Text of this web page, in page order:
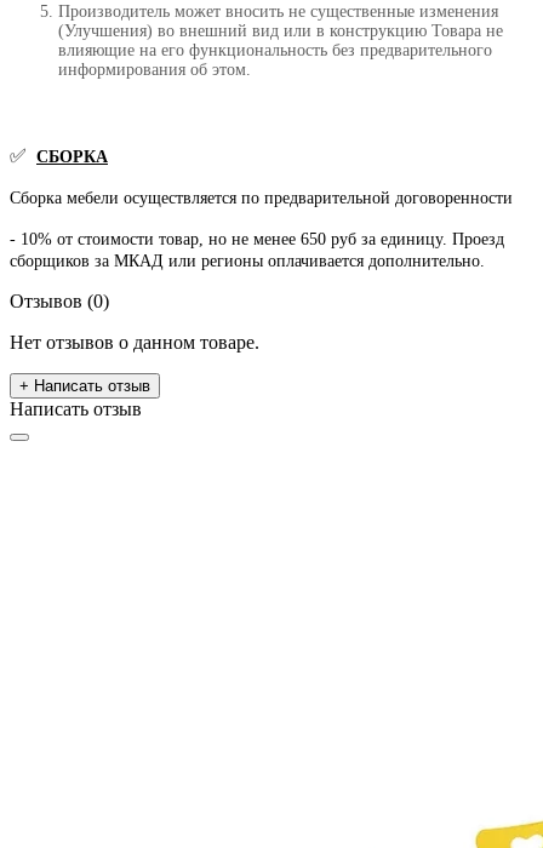
Производитель может вносить не существенные изменения
(Улучшения) во внешний вид или в конструкцию Товара не
влияющие на его функциональность без предварительного
информирования об этом.
✅ СБОРКА
Сборка мебели осуществляется по предварительной договоренности
- 10% от стоимости товар, но не менее 650 руб за единицу. Проезд
сборщиков за МКАД или регионы оплачивается дополнительно.
Отзывов (0)
Нет отзывов о данном товаре.
+ Написать отзыв
Написать отзыв